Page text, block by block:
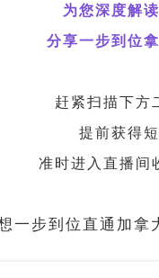
为您深度解
分享一步到位
赶紧扫描下方
提前获得
准时进入直播间